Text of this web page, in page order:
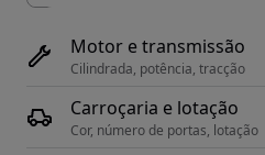
Motor e transmissão
Cilindrada, potência, tracção
Carroçaria e lotação
Cor, número de portas, lotação